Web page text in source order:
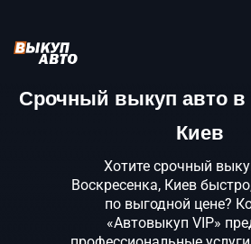
Срочный выкуп авто в
Киев
Хотите срочный
Воскресенка, Киев
по выгодной цене?
«Автовыкуп VIP»